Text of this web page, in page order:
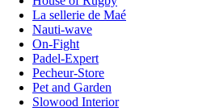
La sellerie de Maé
Nauti-wave
On-Fight
Padel-Expert
Pecheur-Store
Pet and Garden
Slowood Interior